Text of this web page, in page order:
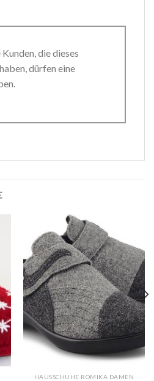
die dieses
dürfen eine
HAUSSCHUHE ROMIKA DAMEN